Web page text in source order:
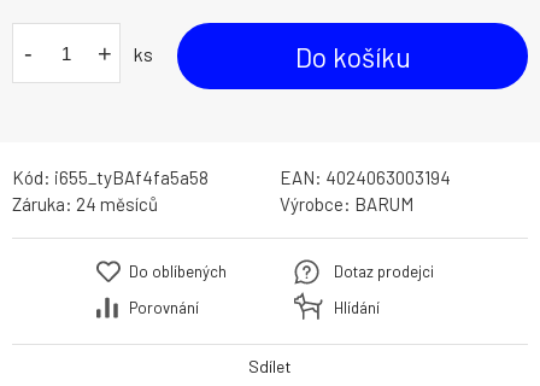
- + ks Do košíku
Kód: i655_tyBAf4fa5a58 EAN: 4024063003194
Záruka: 24 měsíců Výrobce: BARUM
Do oblíbených
Porovnání
Dotaz prodejci
Hlídání
Sdílet